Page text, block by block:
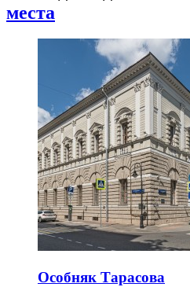
места
Особняк Тарасова